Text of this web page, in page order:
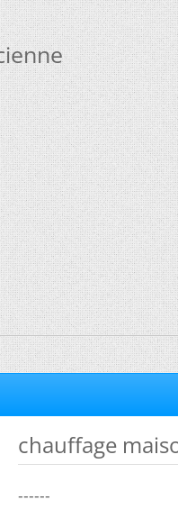
chauffage
------